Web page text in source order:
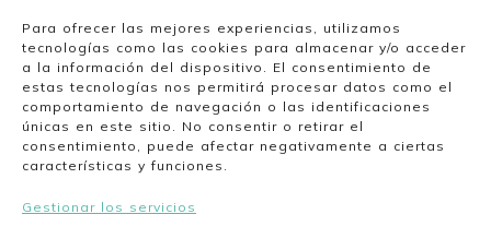
Para ofrecer las mejores experiencias, utilizamos
tecnologías como las cookies para almacenar y/o acceder
a la información del dispositivo. El consentimiento de
estas tecnologías nos permitirá procesar datos como el
comportamiento de navegación o las identificaciones
únicas en este sitio. No consentir o retirar el
consentimiento, puede afectar negativamente a ciertas
características y funciones.
Gestionar los servicios
Mi espacio
Mi cuenta
Lista de deseos
Nuestro horario